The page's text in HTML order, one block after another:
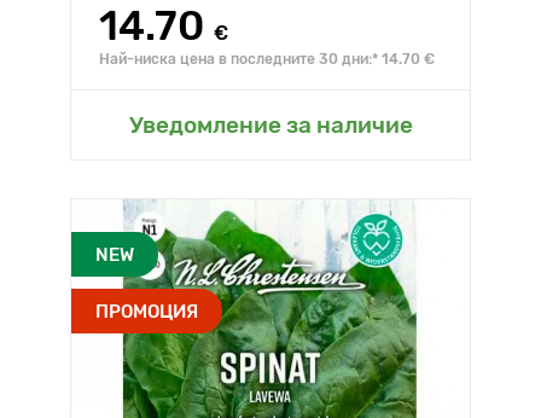
14.70 €
Най-ниска цена в последните 30 дни:* 14.70 €
Уведомление за наличие
NEW
ПРОМОЦИЯ